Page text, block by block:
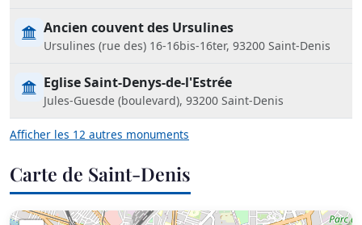
Ancien couvent des Ursulines
Ursulines (rue des) 16-16bis-16ter, 93200 Saint-Denis
Eglise Saint-Denys-de-l'Estrée
Jules-Guesde (boulevard), 93200 Saint-Denis
Afficher les 12 autres monuments
Carte de Saint-Denis